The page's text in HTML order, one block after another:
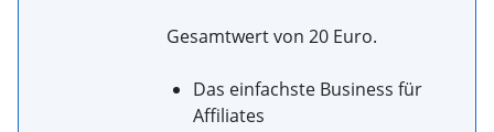
Gesamtwert von 20 Euro.
Das einfachste Business für
Affiliates